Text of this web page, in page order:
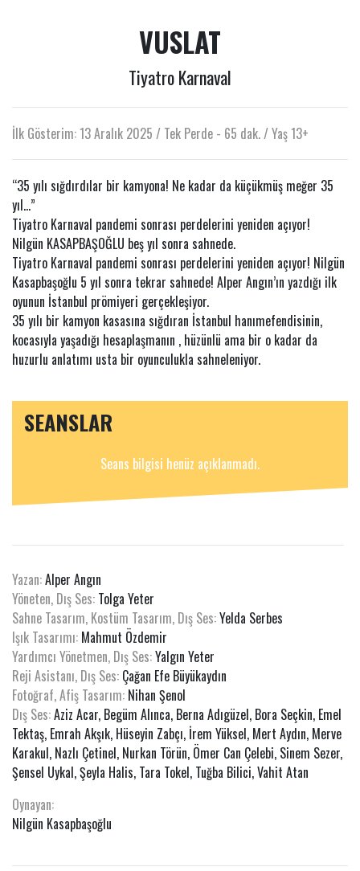
VUSLAT
Tiyatro Karnaval
İlk Gösterim: 13 Aralık 2025 / Tek Perde - 65 dak. / Yaş 13+
“35 yılı sığdırdılar bir kamyona! Ne kadar da küçükmüş meğer 35
yıl…”
Tiyatro Karnaval pandemi sonrası perdelerini yeniden açıyor!
Nilgün KASAPBAŞOĞLU beş yıl sonra sahnede.
Tiyatro Karnaval pandemi sonrası perdelerini yeniden açıyor! Nilgün
Kasapbaşoğlu 5 yıl sonra tekrar sahnede! Alper Angın’ın yazdığı ilk
oyunun İstanbul prömiyeri gerçekleşiyor.
35 yılı bir kamyon kasasına sığdıran İstanbul hanımefendisinin,
kocasıyla yaşadığı hesaplaşmanın , hüzünlü ama bir o kadar da
huzurlu anlatımı usta bir oyunculukla sahneleniyor.
SEANSLAR
Seans bilgisi henüz açıklanmadı.
Yazan:Alper Angın
Yöneten, Dış Ses: Tolga Yeter
Sahne Tasarım, Kostüm Tasarım, Dış Ses:Yelda Serbes
Işık Tasarımı: Mahmut Özdemir
Yardımcı Yönetmen, Dış Ses:Yalgın Yeter
Reji Asistanı, Dış Ses: Çağan Efe Büyükaydın
Fotoğraf, Afiş Tasarım: Nihan Şenol
Dış Ses:Aziz Acar, Begüm Alınca, Berna Adıgüzel, Bora Seçkin, Emel
Tektaş, Emrah Akşık, Hüseyin Zabçı, İrem Yüksel, Mert Aydın, Merve
Karakul, Nazlı Çetinel, Nurkan Törün, Ömer Can Çelebi, Sinem Sezer,
Şensel Uykal, Şeyla Halis, Tara Tokel, Tuğba Bilici, Vahit Atan
Oynayan:
Nilgün Kasapbaşoğlu